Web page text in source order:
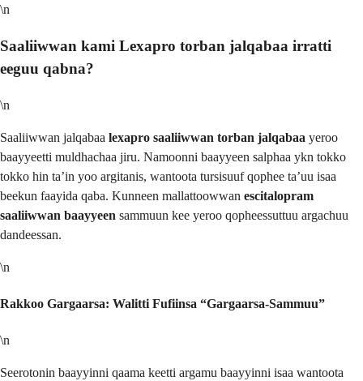
\n
Saaliiwwan kami Lexapro torban jalqabaa irratti
eeguu qabna?
\n
Saaliiwwan jalqabaa lexapro saaliiwwan torban jalqabaa yeroo
baayyeetti muldhachaa jiru. Namoonni baayyeen salphaa ykn tokko
tokko hin ta’in yoo argitanis, wantoota tursisuuf qophee ta’uu isaa
beekun faayida qaba. Kunneen mallattoowwan escitalopram
saaliiwwan baayyeen sammuun kee yeroo qopheessuttuu argachuu
dandeessan.
\n
Rakkoo Gargaarsa: Walitti Fufiinsa “Gargaarsa-Sammuu”
\n
Seerotonin baayyinni qaama keetti argamu baayyinni isaa wantoota